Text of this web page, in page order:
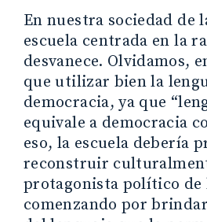
En nuestra sociedad de
escuela centrada en la
desvanece. Olvidamos,
que utilizar bien la
democracia, ya que
equivale a democracia
eso, la escuela debería
reconstruir
protagonista político de
comenzando por